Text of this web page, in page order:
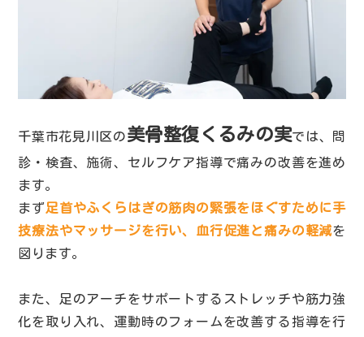
千葉市花見川区の美骨整復くるみの実では、問
診・検査、施術、セルフケア指導で痛みの改善を進め
ます。
まず足首やふくらはぎの筋肉の緊張をほぐすために手
技療法やマッサージを行い、血行促進と痛みの軽減を
図ります。
また、足のアーチをサポートするストレッチや筋力強
化を取り入れ、運動時のフォームを改善する指導を行